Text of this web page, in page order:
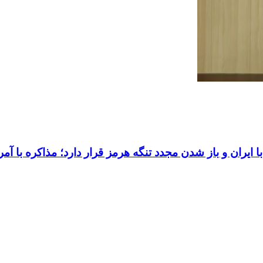
و باز شدن مجدد تنگه هرمز قرار دارد؛ مذاکره با